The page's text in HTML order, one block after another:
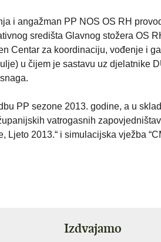
i angažman PP NOS OS RH
središta Glavnog stožera OS
Centar za koordinaciju, vođenje i
u čijem je sastavu uz djelatnike
PP sezone 2013. godine, a u
vatrogasnih
Ljeto 2013.“ i simulacijska vježba
Izdvajamo